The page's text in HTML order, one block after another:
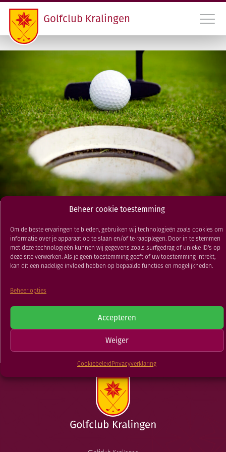
Beheer cookie toestemming
Om de beste ervaringen te bieden, gebruiken wij technologieën zoals cookies om
informatie over je apparaat op te slaan en/of te raadplegen. Door in te stemmen
met deze technologieën kunnen wij gegevens zoals surfgedrag of unieke ID's op
deze site verwerken. Als je geen toestemming geeft of uw toestemming intrekt,
kan dit een nadelige invloed hebben op bepaalde functies en mogelijkheden.
Beheer opties
Accepteren
Weiger
CookiebeleidPrivacyverklaring
Golfclub Kralingen
010 45 22 475
INLOGGEN LEDEN GCK
CONTACT
LIDMAATSCHAP EN HANDICAPREGISTRATIE
VERENIGING
PROGRAMMA
RESTAURANT
GOLFSCHOOL
GOLFBAAN
The Presidents Putter
20 JAN 2025
Maandbeker
Matchplay
Dames, Heren en
NIEUWSOVERZICHT